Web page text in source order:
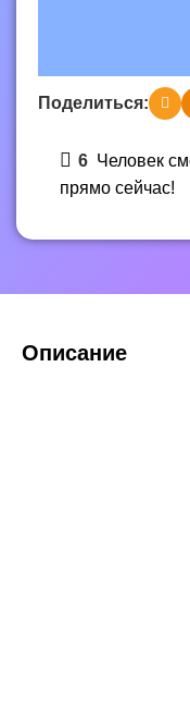
Поделиться:
6 Человек
прямо сейчас!
Описание